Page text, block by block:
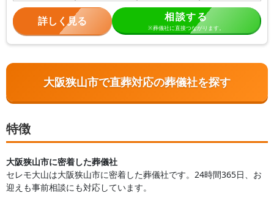
詳しく見る 相談する
※葬儀社に直接つながります。
大阪狭山市で直葬対応の葬儀社を探す
特徴
大阪狭山市に密着した葬儀社
セレモ大山は大阪狭山市に密着した葬儀社です。24時間365日、お
迎えも事前相談にも対応しています。